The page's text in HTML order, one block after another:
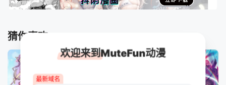
猜你喜欢
欢迎来到MuteFun动漫
最新域名